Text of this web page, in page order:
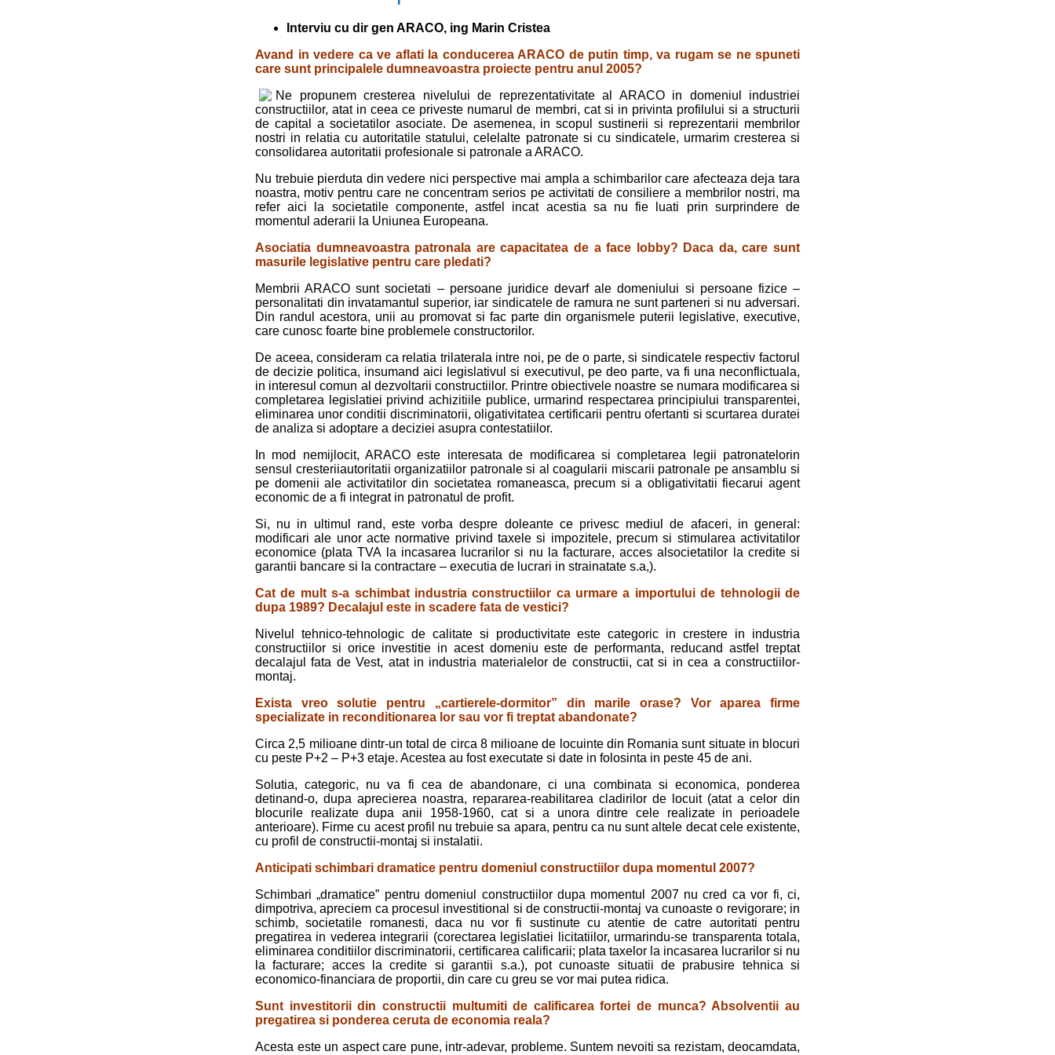
Interviu cu dir gen ARACO, ing Marin Cristea
Avand in vedere ca ve aflati la conducerea ARACO de putin timp, va rugam se ne spuneti
care sunt principalele dumneavoastra proiecte pentru anul 2005?
Ne propunem cresterea nivelului de reprezentati­vitate al ARACO in domeniul industriei
constructiilor, atat in ceea ce priveste numarul de membri, cat si in privinta profilului si a structurii
de capital a societatilor asociate. De asemenea, in scopul sustinerii si reprezentarii mem­brilor
nostri in relatia cu autoritatile statului, celelalte patronate si cu sindicatele, urmarim cresterea si
consoli­darea autoritatii profesionale si patronale a ARACO.
Nu trebuie pierduta din vedere nici perspective mai ampla a schimbarilor care afecteaza deja tara
noastra, motiv pentru care ne concentram serios pe activitati de consiliere a membrilor nostri, ma
refer aici la societatile componente, astfel incat acestia sa nu fie luati prin surprindere de
momentul aderarii la Uniunea Europeana.
Asociatia dumneavoastra patronala are capacitatea de a face lobby? Daca da, care sunt
masurile legislative pentru care pledati?
Membrii ARACO sunt societati – persoane juridice devarf ale domeniului si persoane fizice –
personalitati din invatamantul superior, iar sindicatele de ramura ne sunt parteneri si nu adversari.
Din randul acestora, unii au promovat si fac parte din organismele puterii legislative, executive,
care cunosc foarte bine problemele constructorilor.
De aceea, consideram ca relatia trilaterala intre noi, pe de o parte, si sindicatele respectiv factorul
de decizie politica, insumand aici legislativul si executivul, pe deo parte, va fi una neconflictuala,
in interesul comun al dezvoltarii constructiilor. Printre obiectivele noastre se numara modificarea si
completarea legislatiei privind achizitiile publice, urmarind respectarea principiului transparentei,
eliminarea unor conditii discriminatorii, oligativitatea certificarii pentru ofertanti si scurtarea duratei
de analiza si adoptare a deciziei asupra contestatiilor.
In mod nemijlocit, ARACO este interesata de modificarea si completarea legii patronatelorin
sensul cresteriiautoritatii organizatiilor patronale si al coagularii miscarii patronale pe ansamblu si
pe domenii ale activitatilor din societatea romaneasca, precum si a obligativitatii fiecarui agent
economic de a fi integrat in patronatul de profit.
Si, nu in ultimul rand, este vorba despre doleante ce privesc mediul de afaceri, in general:
modificari ale unor acte normative privind taxele si impozitele, precum si stimularea activitatilor
economice (plata TVA la incasarea lucrarilor si nu la facturare, acces alsocietatilor la credite si
garantii bancare si la contractare – executia de lucrari in strainatate s.a,).
Cat de mult s-a schimbat industria constructiilor ca urmare a importului de tehnologii de
dupa 1989? Decalajul este in scadere fata de vestici?
Nivelul tehnico-tehnologic de calitate si productivitate este categoric in crestere in industria
constructiilor si orice investitie in acest domeniu este de performanta, reducand astfel treptat
decalajul fata de Vest, atat in industria materialelor de constructii, cat si in cea a constructiilor-
montaj.
Exista vreo solutie pentru „cartierele-dormitor” din marile orase? Vor aparea firme
specializate in reconditionarea lor sau vor fi treptat abandonate?
Circa 2,5 milioane dintr-un total de circa 8 milioane de locuinte din Romania sunt situate in blocuri
cu peste P+2 – P+3 etaje. Acestea au fost executate si date in folosinta in peste 45 de ani.
Solutia, categoric, nu va fi cea de abandonare, ci una combinata si economica, ponderea
detinand-o, dupa aprecierea noastra, repararea-reabilitarea cladirilor de locuit (atat a celor din
blocurile realizate dupa anii 1958-1960, cat si a unora dintre cele realizate in perioa­dele
anterioare). Firme cu acest profil nu trebuie sa apara, pentru ca nu sunt altele decat cele existente,
cu profil de constructii-montaj si instalatii.
Anticipati schimbari dramatice pentru domeniul constructiilor dupa momentul 2007?
Schimbari „dramatice” pentru domeniul constructiilor dupa momentul 2007 nu cred ca vor fi, ci,
dimpotriva, apreciem ca procesul investitional si de constructii­-montaj va cunoaste o revigorare; in
schimb, societatile romanesti, daca nu vor fi sustinute cu atentie de catre autoritati pentru
pregatirea in vederea integrarii (corec­tarea legislatiei licitatiilor, urmarindu-se transparenta totala,
eliminarea conditiilor discriminatorii, certificarea calificarii; plata taxelor la incasarea lucrarilor si nu
la facturare; acces la credite si garantii s.a.), pot cunoaste situatii de prabusire tehnica si
economico-financiara de proportii, din care cu greu se vor mai putea ridica.
Sunt investitorii din constructii multumiti de calificarea fortei de munca? Absolventii au
pregatirea si ponderea ceruta de economia reala?
Acesta este un aspect care pune, intr-adevar, probleme. Suntem nevoiti sa rezistam, deocamdata,